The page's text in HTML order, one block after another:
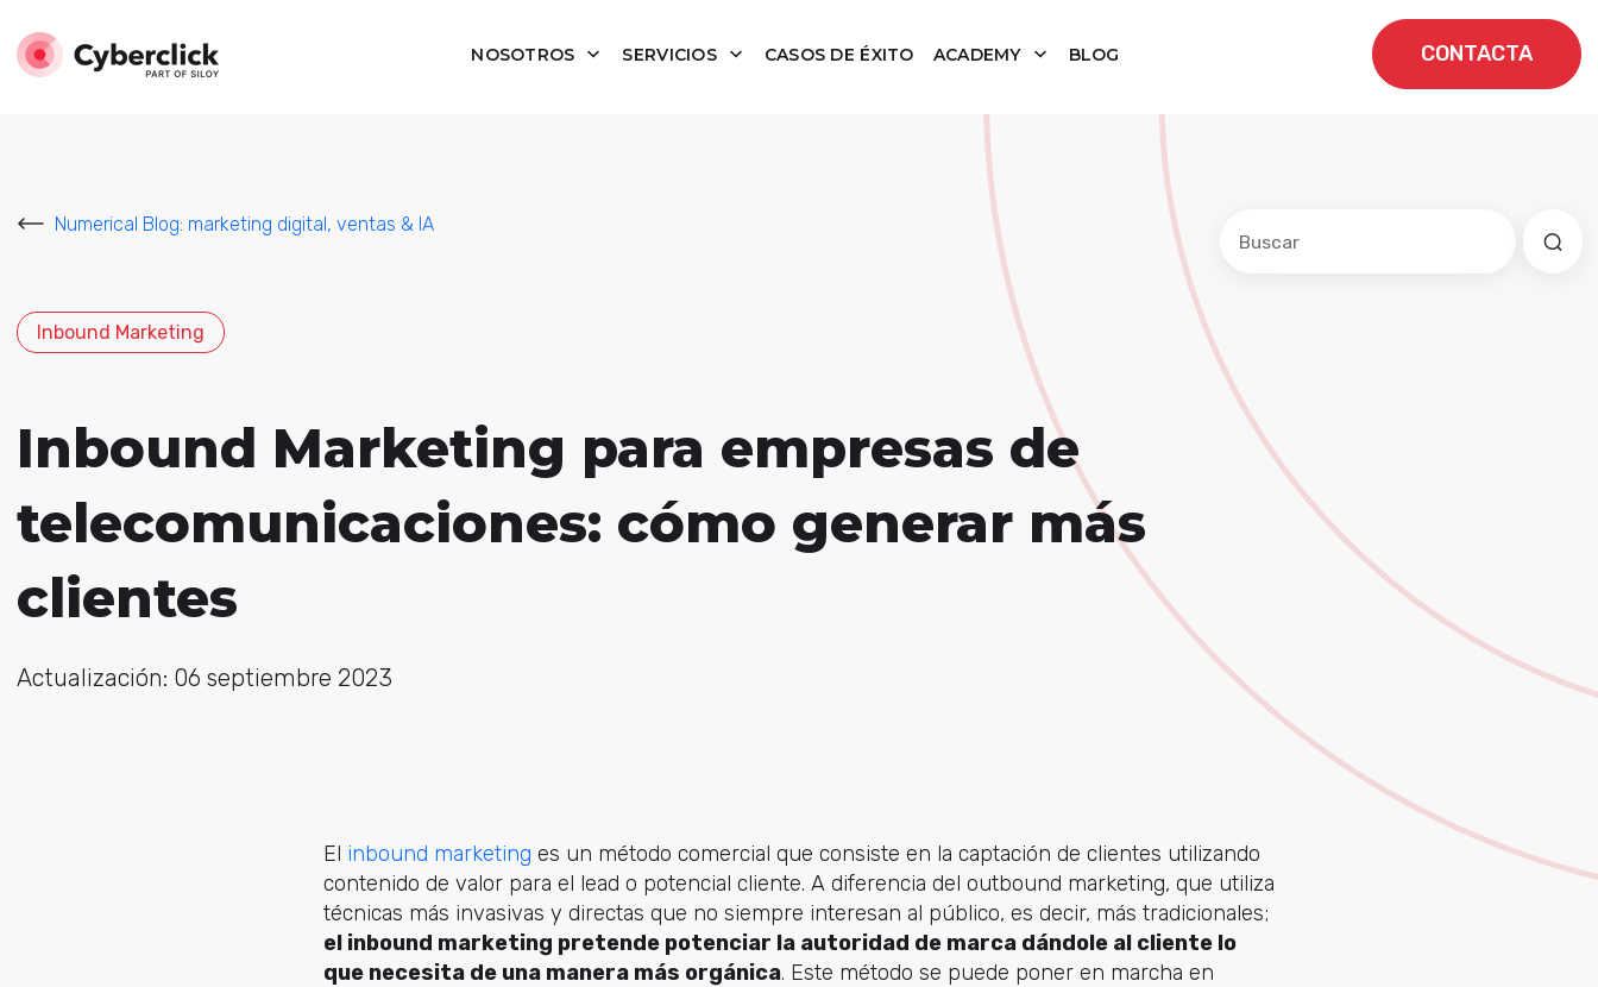
NOSOTROS SERVICIOS CASOS DE ÉXITO ACADEMY BLOG CONTACTA
Numerical Blog: marketing digital, ventas & IA
Inbound Marketing
Inbound Marketing para empresas de
telecomunicaciones: cómo generar más
clientes
Actualización: 06 septiembre 2023
El inbound marketing es un método comercial que consiste en la captación de clientes utilizando
contenido de valor para el lead o potencial cliente. A diferencia del outbound marketing, que utiliza
técnicas más invasivas y directas que no siempre interesan al público, es decir, más tradicionales;
el inbound marketing pretende potenciar la autoridad de marca dándole al cliente lo
que necesita de una manera más orgánica. Este método se puede poner en marcha en